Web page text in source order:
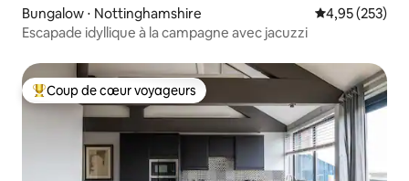
Bungalow ⋅ Nottinghamshire Évaluation
4,95 (253)
Escapade idyllique à la campagne avec jacuzzi
Coups de cœur voyageurs les plus appréciés
Coup de cœur voyageurs